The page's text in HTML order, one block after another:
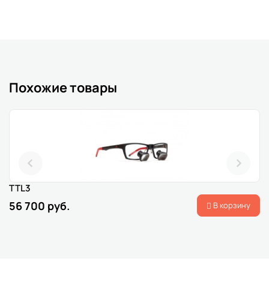
Похожие товары
TTL3
56 700 руб. В корзину